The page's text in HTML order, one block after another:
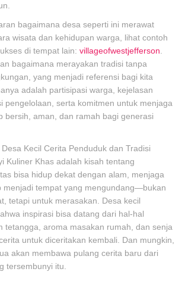
bagaimana desa seperti ini merawat
wisata dan kehidupan warga, lihat contoh
di tempat lain: villageofwestjefferson
bagaimana merayakan tradisi tanpa
yang menjadi referensi bagi kita
adalah partisipasi warga, kejelasan
pengelolaan, serta komitmen untuk menjaga
bersih, aman, dan ramah bagi generasi
Kecil Cerita Penduduk dan Tradisi
Kuliner Khas adalah kisah tentang
bisa hidup dekat dengan alam, menjaga
menjadi tempat yang mengundang—bukan
tetapi untuk merasakan. Desa kecil
inspirasi bisa datang dari hal-hal
tetangga, aroma masakan rumah, dan senja
untuk diceritakan kembali. Dan mungkin,
akan membawa pulang cerita baru dari
tersembunyi itu.